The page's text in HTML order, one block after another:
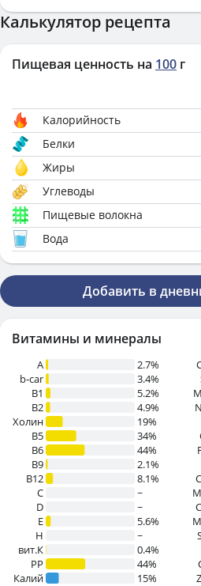
Калькулятор рецепта
Пищевая ценность на 100 г
Калорийность
Белки
Жиры
Углеводы
Пищевые волокна
Вода
Добавить в
Витамины и минералы
A
2.7%
b-car
3.4%
В1
5.2%
B2
4.9%
Холин
19%
B5
34%
B6
44%
B9
2.1%
B12
8.1%
C
~
D
~
E
5.6%
H
~
вит.К
0.4%
PP
44%
Калий
15%